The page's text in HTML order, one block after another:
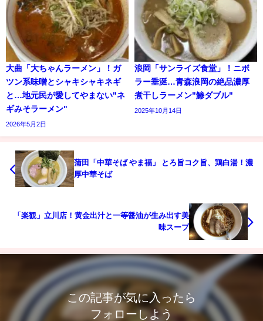
大曲「大ちゃんラーメン」！ガ
ツン系味噌とシャキシャキネギ
と…地元民が愛してやまない"ネ
ギみそラーメン"
2026年5月2日
浪岡「サンライズ食堂」！ニボ
ラー垂涎…青森浪岡の絶品濃厚
煮干しラーメン"鯵ダブル"
2025年10月14日
蒲田「中華そば やま福」 とろ旨コク旨、鶏白湯！濃
厚中華そば
「楽観」立川店！黄金出汁と一等醤油が生み出す美
味スープ
この記事が気に入ったら
フォローしよう